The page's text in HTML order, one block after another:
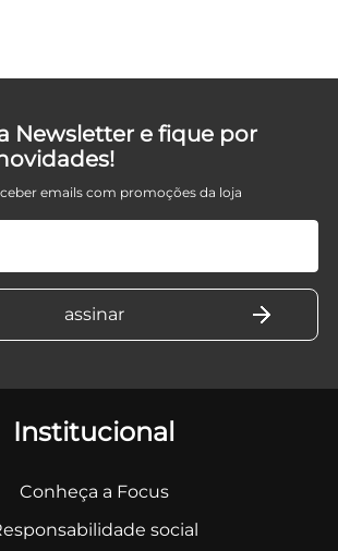
Newsletter e fique por
emails com promoções da loja
Institucional
Conheça a Focus
social